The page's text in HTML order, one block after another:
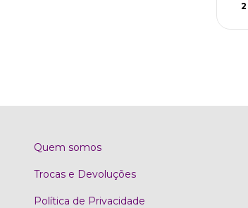
2
Quem somos
Trocas e Devoluções
Política de Privacidade